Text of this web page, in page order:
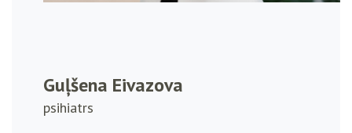
Guļšena Eivazova
psihiatrs